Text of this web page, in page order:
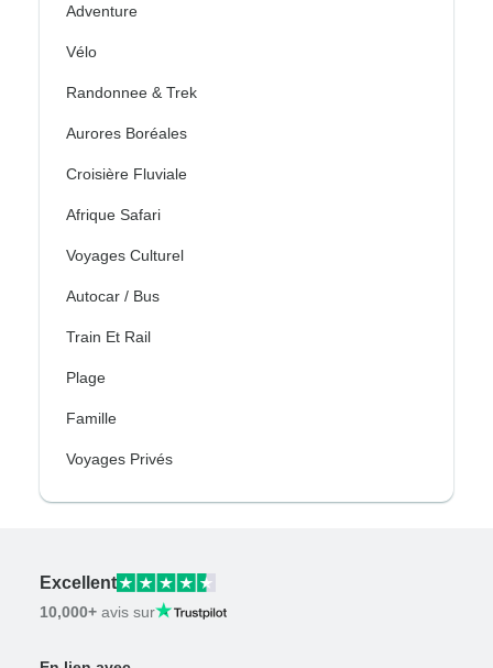
Adventure
Vélo
Randonnee & Trek
Aurores Boréales
Croisière Fluviale
Afrique Safari
Voyages Culturel
Autocar / Bus
Train Et Rail
Plage
Famille
Voyages Privés
Excellent
10,000+ avis sur